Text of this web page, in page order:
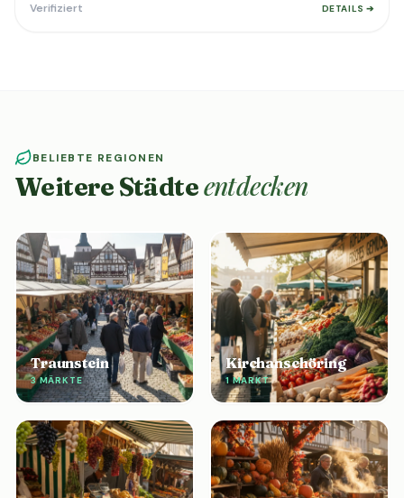
Verifiziert DETAILS ➔
BELIEBTE REGIONEN
Weitere Städteentdecken
Traunstein
3 MÄRKTE
Kirchanschöring
1 MARKT